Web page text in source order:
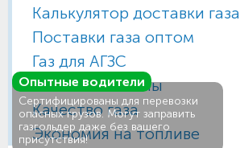
Калькулятор доставки газа
Поставки газа оптом
Газ для АГЗС
Газовые баллоны
Качество газа
Экономия на топливе
Опытные водители
Сертифицированы для перевозки
опасных грузов. Могут заправить
газгольдер даже без вашего
присутствия!